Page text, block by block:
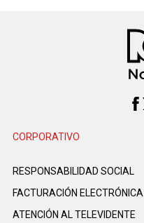
CORPORATIVO
RESPONSABILIDAD SOCIAL
FACTURACIÓN ELECTRÓNICA
ATENCIÓN AL TELEVIDENTE